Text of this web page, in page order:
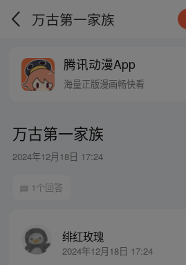
万古第一家族
腾讯动漫App
海量正版漫画畅快看
万古第一家族
2024年12月18日 17:24
1个回答
绯红玫瑰
2024年12月18日 17:24